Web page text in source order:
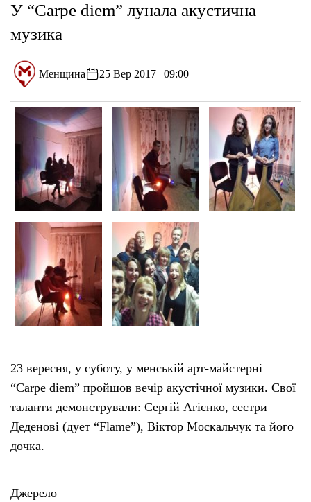
У “Carpe diem” лунала акустична
музика
Менщина 25 Вер 2017 | 09:00
23 вересня, у суботу, у менській арт-майстерні
“Carpe diem” пройшов вечір акустічної музики. Свої
таланти демонстрували: Сергій Агієнко, сестри
Деденові (дует “Flame”), Віктор Москальчук та його
дочка.
Джерело